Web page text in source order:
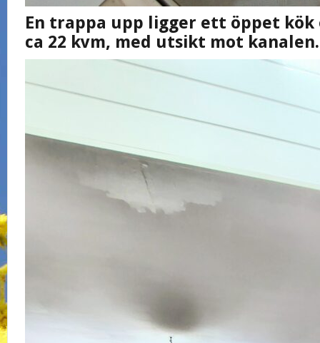
En trappa upp ligger ett öppet kök
ca 22 kvm, med utsikt mot kanalen.